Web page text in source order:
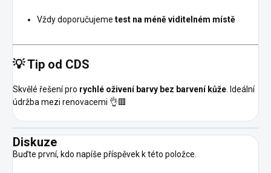
Vždy doporučujeme test na méně viditelném místě
💡 Tip od CDS
Skvělé řešení pro rychlé oživení barvy bez barvení kůže. Ideální
údržba mezi renovacemi 👌🟥
Diskuze
Buďte první, kdo napíše příspěvek k této položce.